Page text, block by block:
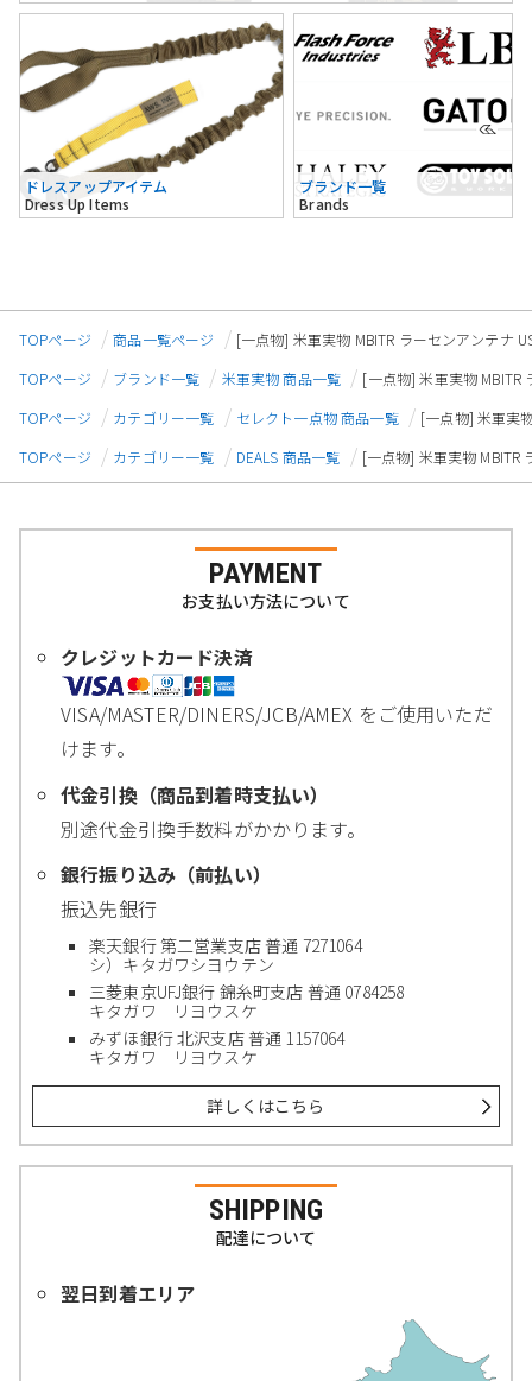
ドレスアップアイテム
Dress Up Items
ブランド一覧
Brands
TOPページ 商品一覧ページ
[一点物] 米軍実物 MBITR ラーセンアンテナ
TOPページ
ブランド一覧 米軍実物 商品一覧
[一点物] 米軍実物 MBITR
TOPページ
カテゴリー一覧 セレクト一点物 商品一覧
[一点物] 米軍実
TOPページ
カテゴリー一覧 DEALS 商品一覧 [一点物] 米軍実物 MBITR
PAYMENT
お支払い方法について
クレジットカード決済
VISA/MASTER/DINERS/JCB/AMEX をご使用いただ
けます。
代金引換（商品到着時支払い）
別途代金引換手数料がかかります。
銀行振り込み（前払い）
振込先銀行
楽天銀行 第二営業支店 普通 7271064
シ）キタガワシヨウテン
三菱東京UFJ銀行 錦糸町支店 普通 0784258
キタガワ リヨウスケ
みずほ銀行 北沢支店 普通 1157064
キタガワ リヨウスケ
詳しくはこちら
SHIPPING
配達について
翌日到着エリア